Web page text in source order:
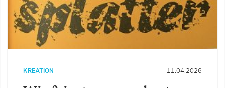
KREATION 11.04.2026